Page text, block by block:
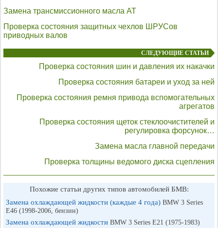
Замена трансмиссионного масла АТ
Проверка состояния защитных чехлов ШРУСов
приводных валов
СЛЕДУЮЩИЕ СТАТЬИ
Проверка состояния шин и давления их накачки
Проверка состояния батареи и уход за ней
Проверка состояния ремня привода вспомогательных
агрегатов
Проверка состояния щеток стеклоочистителей и
регулировка форсунок…
Замена масла главной передачи
Проверка толщины ведомого диска сцепления
Похожие статьи других типов автомобилей БМВ:
Замена охлаждающей жидкости (каждые 4 года) BMW 3 Series
E46 (1998-2006, бензин)
Замена охлаждающей жидкости BMW 3 Series E21 (1975-1983)